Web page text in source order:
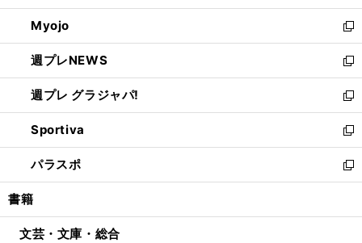
開
く
ウ
で
開
く
ン
ド
ウ
で
開
く
ウ
ィ
ン
ド
ウ
で
開
く
Myojo
新
し
い
ウ
ィ
ン
ド
ウ
で
開
週プレNEWS
新
し
い
ウ
ィ
ン
ド
ウ
開
週プレ グラジャパ!
新
し
い
ウ
ィ
ン
ウ
Sportiva
新
し
い
ウ
ン
パラスポ
新
し
ウ
書籍
文芸・文庫・総合